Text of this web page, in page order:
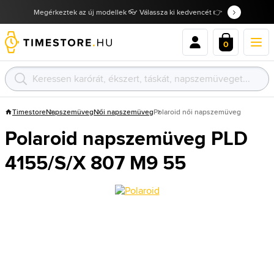
Megérkeztek az új modellek 👓 Válassza ki kedvencét 👉
0
TimestoreNapszemüvegNői napszemüvegPolaroid női napszemüveg
Polaroid napszemüveg PLD
4155/S/X 807 M9 55